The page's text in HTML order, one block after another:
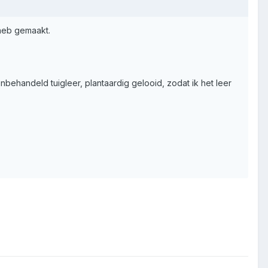
gemaakt.
tuigleer, plantaardig gelooid, zodat ik het leer